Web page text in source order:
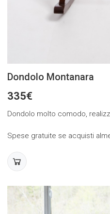
Dondolo Montanara
335€
Dondolo molto comodo,
Spese gratuite se acquisti